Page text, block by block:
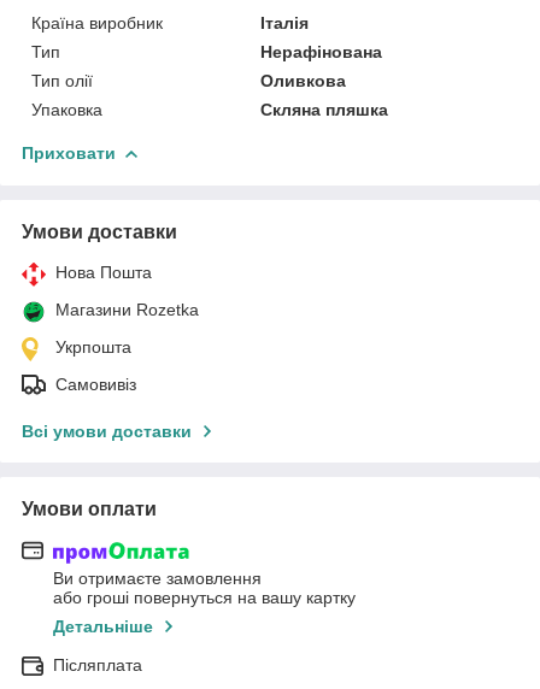
Країна виробник
Італія
Тип
Нерафінована
Тип олії
Оливкова
Упаковка
Скляна пляшка
Приховати
Умови доставки
Нова Пошта
Магазини Rozetka
Укрпошта
Самовивіз
Всі умови доставки
Умови оплати
Ви отримаєте замовлення
або гроші повернуться на вашу картку
Детальніше
Післяплата